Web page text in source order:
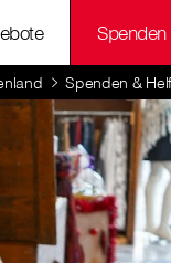
Spenden &